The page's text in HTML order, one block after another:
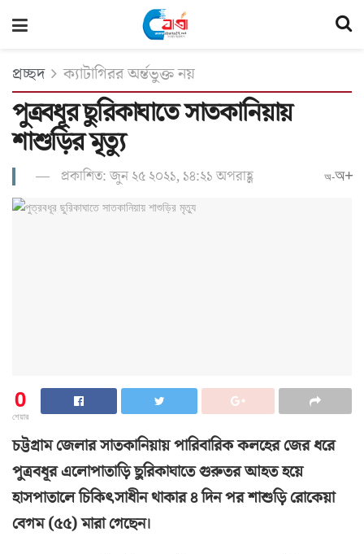
প্রচ্ছদ ক্যাটাগিরর অর্ন্তভুক্ত নয়
পুত্রবধূর ছুরিকাঘাতে সাতকানিয়ায়
শাশুড়ির মৃত্যু
প্রকাশিত: জুন ২৫ ২০২১, ১৪:২১ অপরাহ্ণ অ-অ+
0
শেয়ার
চট্টগ্রাম জেলার সাতকানিয়ায় পারিবারিক কলহের জের ধরে
পুত্রবধূর এলোপাতাড়ি ছুরিকাঘাতে গুরুতর আহত হয়ে
হাসপাতালে চিকিৎসাধীন থাকার ৪ দিন পর শাশুড়ি রোকেয়া
বেগম (৫৫) মারা গেছেন।